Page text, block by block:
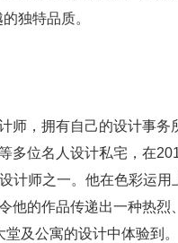
独特品质。
，拥有自己的设计事务
多位名人设计私宅，在
计师之一。他在色彩运用
他的作品传递出一种热烈
及公寓的设计中体验到。